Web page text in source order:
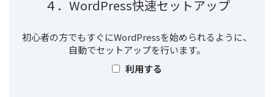
４．WordPress快速セットアップ
初心者の方でもすぐにWordPressを始められるように、
自動でセットアップを行います。
利用する